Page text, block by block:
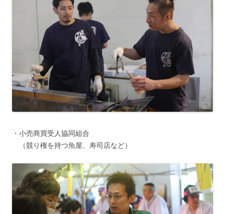
・小売商買受人協同組合
（競り権を持つ魚屋、寿司店など）